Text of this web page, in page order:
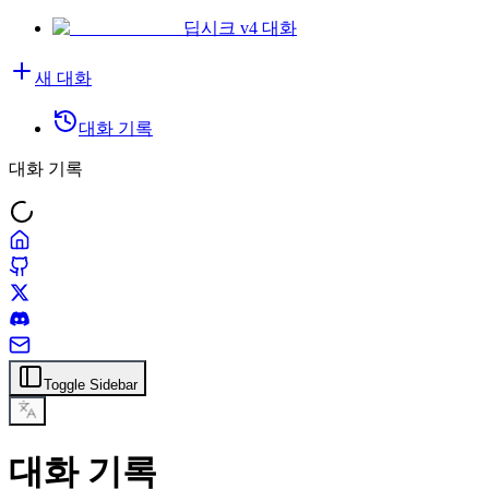
딥시크 v4 대화
새 대화
대화 기록
대화 기록
Toggle Sidebar
대화 기록